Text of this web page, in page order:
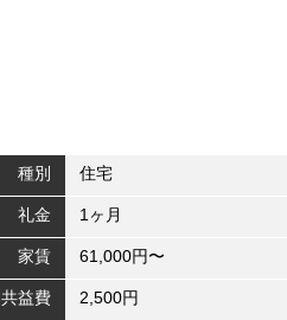
種別 住宅
礼金 1ヶ月
家賃 61,000円〜
共益費 2,500円